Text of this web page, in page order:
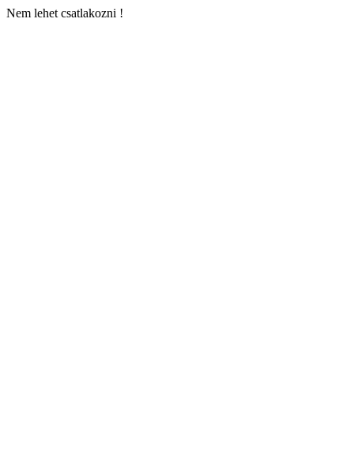
Nem lehet csatlakozni !